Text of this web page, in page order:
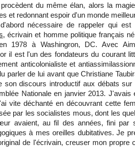
du même élan, alors la
et redonnant espoir d'un monde
nécessaire de rappeler qui
, écrivain et homme politique français
1978 à Washingron, DC. Avec
il est l'un des fondateurs du courant
anticolonialiste et
parler de lui avant que Christiane
son discours introductif aux débats
Nationale en janvier 2013. J'avais
vite déchanté en découvrant cette
par les socialistes mous, dont les
avaient, au fil des années, fini par
à mes oreilles dubitatives. Je
de l'écrivain, creuser mon propre